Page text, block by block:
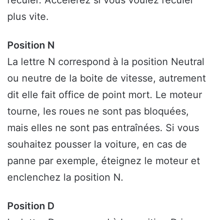
plus vite.
Position N
La lettre N correspond à la position Neutral
ou neutre de la boite de vitesse, autrement
dit elle fait office de point mort. Le moteur
tourne, les roues ne sont pas bloquées,
mais elles ne sont pas entraînées. Si vous
souhaitez pousser la voiture, en cas de
panne par exemple, éteignez le moteur et
enclenchez la position N.
Position D